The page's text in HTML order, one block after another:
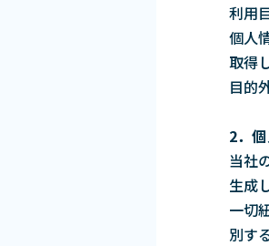
利用
個人
取得
目的
2．
当社
生成
一切
別す